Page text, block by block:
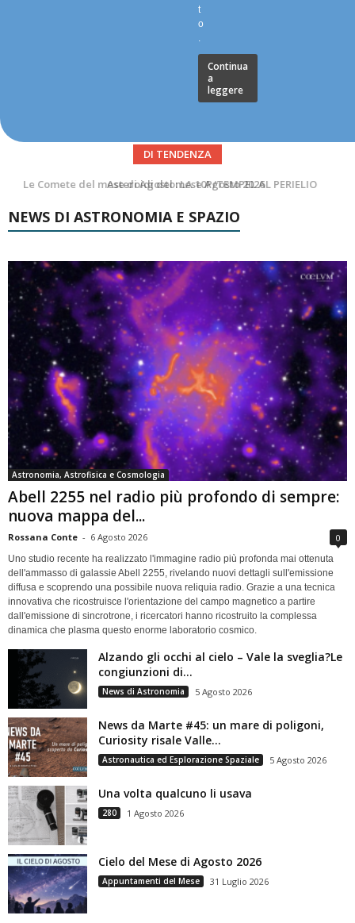
t
o
.
Continua
a
leggere
DI TENDENZA
Asteroidi del mese Agosto 2026
NEWS DI ASTRONOMIA E SPAZIO
Astronomia, Astrofisica e Cosmologia
Abell 2255 nel radio più profondo di sempre:
nuova mappa del...
Rossana Conte - 6 Agosto 2026 0
Uno studio recente ha realizzato l'immagine radio più profonda mai ottenuta
dell'ammasso di galassie Abell 2255, rivelando nuovi dettagli sull'emissione
diffusa e scoprendo una possibile nuova reliquia radio. Grazie a una tecnica
innovativa che ricostruisce l'orientazione del campo magnetico a partire
dall'emissione di sincrotrone, i ricercatori hanno ricostruito la complessa
dinamica che plasma questo enorme laboratorio cosmico.
Alzando gli occhi al cielo – Vale la sveglia?Le
congiunzioni di...
News di Astronomia 5 Agosto 2026
News da Marte #45: un mare di poligoni,
Curiosity risale Valle...
Astronautica ed Esplorazione Spaziale 5 Agosto 2026
Una volta qualcuno li usava
280 1 Agosto 2026
Cielo del Mese di Agosto 2026
Appuntamenti del Mese 31 Luglio 2026